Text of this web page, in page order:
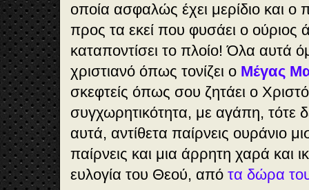
οποία ασφαλώς έχει μερίδιο και
προς τα εκεί που φυσάει ο ούριος
καταποντίσει το πλοίο! Όλα αυτά
χριστιανό όπως τονίζει ο Μέγας
σκεφτείς όπως σου ζητάει ο
συγχωρητικότητα, με αγάπη, τότε
αυτά, αντίθετα παίρνεις ουράνιο
παίρνεις και μια άρρητη χαρά και
ευλογία του Θεού, από τα δώρα